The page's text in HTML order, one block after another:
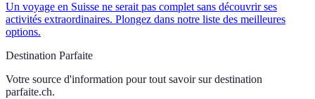
Un voyage en Suisse ne serait pas complet sans découvrir ses
activités extraordinaires. Plongez dans notre liste des meilleures
options.
Destination Parfaite
Votre source d'information pour tout savoir sur destination
parfaite.ch.